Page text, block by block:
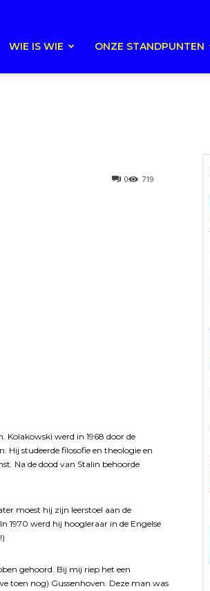
WIE IS WIE ONZE STANDPUNTEN
719
0
Kolakowski werd in 1968 door de
studeerde filosofie en theologie en
Na de dood van Stalin behoorde
moest hij zijn leerstoel aan de
1970 werd hij hoogleraar in de Engelse
gehoord. Bij mij riep het een
toen nog) Gussenhoven. Deze man was